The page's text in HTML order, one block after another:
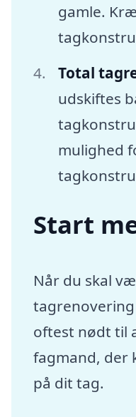
gamle.
Total
udskiftes
mulighed
Start
Når du skal
oftest nødt til
fagmand, der
på dit tag.